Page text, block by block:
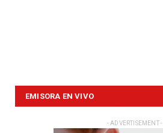
EMISORA EN VIVO
- ADVERTISEMENT -